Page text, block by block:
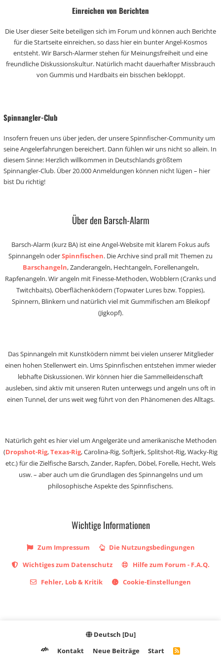
Einreichen von Berichten
Die User dieser Seite beteiligen sich im Forum und können auch Berichte
für die Startseite einreichen, so dass hier ein bunter Angel-Kosmos
entsteht. Wir Barsch-Alarmer stehen für Meinungsfreiheit und eine
freundliche Diskussionskultur. Natürlich macht dauerhafter Missbrauch
von Gummis und Hardbaits ein bisschen bekloppt.
Spinnangler-Club
Insofern freuen uns über jeden, der unsere Spinnfischer-Community um
seine Angelerfahrungen bereichert. Dann fühlen wir uns nicht so allein. In
diesem Sinne: Herzlich willkommen in Deutschlands größtem
Spinnangler-Club. Über 20.000 Anmeldungen können nicht lügen – hier
bist Du richtig!
Über den Barsch-Alarm
Barsch-Alarm (kurz BA) ist eine Angel-Website mit klarem Fokus aufs
Spinnangeln oderSpinnfischen. Die Archive sind prall mit Themen zu
Barschangeln, Zanderangeln, Hechtangeln, Forellenangeln,
Rapfenangeln. Wir angeln mit Finesse-Methoden, Wobblern (Cranks und
Twitchbaits), Oberflächenködern (Topwater Lures bzw. Toppies),
Spinnern, Blinkern und natürlich viel mit Gummifischen am Bleikopf
(Jigkopf).
Das Spinnangeln mit Kunstködern nimmt bei vielen unserer Mitglieder
einen hohen Stellenwert ein. Ums Spinnfischen entstehen immer wieder
lebhafte Diskussionen. Wir können hier die Sammelleidenschaft
ausleben, sind aktiv mit unseren Ruten unterwegs und angeln uns oft in
einen Tunnel, der uns weit weg führt von den Phänomenen des Alltags.
Natürlich geht es hier viel um Angelgeräte und amerikanische Methoden
(Dropshot-Rig,Texas-Rig, Carolina-Rig, Softjerk, Splitshot-Rig, Wacky-Rig
etc.) für die Zielfische Barsch, Zander, Rapfen, Döbel, Forelle, Hecht, Wels
usw. – aber auch um die Grundlagen des Spinnangelns und um
philosophische Aspekte des Spinnfischens.
Wichtige Informationen
Zum Impressum
Die Nutzungsbedingungen
Wichtiges zum Datenschutz
Hilfe zum Forum - F.A.Q.
Fehler, Lob & Kritik
Cookie-Einstellungen
Deutsch [Du]
Kontakt
Neue Beiträge Start
R